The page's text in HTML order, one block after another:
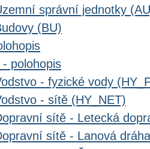
správní jednotky
(BU)
- polohopis
- fyzické vody
- sítě (HY_NET)
sítě - Letecká
sítě - Lanová